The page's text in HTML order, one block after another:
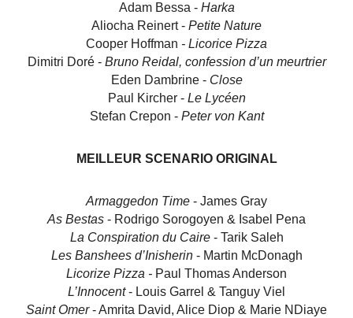
Adam Bessa -Harka
Aliocha Reinert - Petite Nature
Cooper Hoffman - Licorice Pizza
Dimitri Doré - Bruno Reidal, confession d’un meurtrier
Eden Dambrine - Close
Paul Kircher -Le Lycéen
Stefan Crepon - Peter von Kant
MEILLEUR SCENARIO ORIGINAL
Armaggedon Time - James Gray
As Bestas - Rodrigo Sorogoyen & Isabel Pena
La Conspiration du Caire- Tarik Saleh
Les Banshees d’Inisherin- Martin McDonagh
Licorize Pizza - Paul Thomas Anderson
L’Innocent- Louis Garrel & Tanguy Viel
Saint Omer- Amrita David, Alice Diop & Marie NDiaye